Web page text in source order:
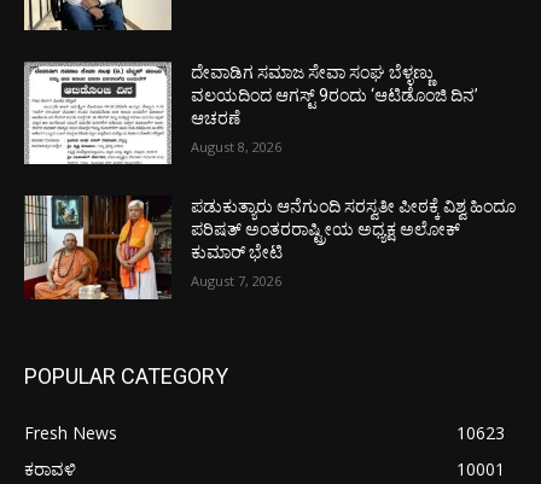
ದೇವಾಡಿಗ ಸಮಾಜ ಸೇವಾ ಸಂಘ ಬೆಳ್ಳಣ್ಣು
ವಲಯದಿಂದ ಆಗಸ್ಟ್ 9ರಂದು ‘ಆಟಿಡೊಂಜಿ ದಿನ’
ಆಚರಣೆ
August 8, 2026
ಪಡುಕುತ್ಯಾರು ಆನೆಗುಂದಿ ಸರಸ್ವತೀ ಪೀಠಕ್ಕೆ ವಿಶ್ವ ಹಿಂದೂ
ಪರಿಷತ್ ಅಂತರರಾಷ್ಟ್ರೀಯ ಅಧ್ಯಕ್ಷ ಅಲೋಕ್
ಕುಮಾರ್ ಭೇಟಿ
August 7, 2026
POPULAR CATEGORY
Fresh News
10623
ಕರಾವಳಿ
10001